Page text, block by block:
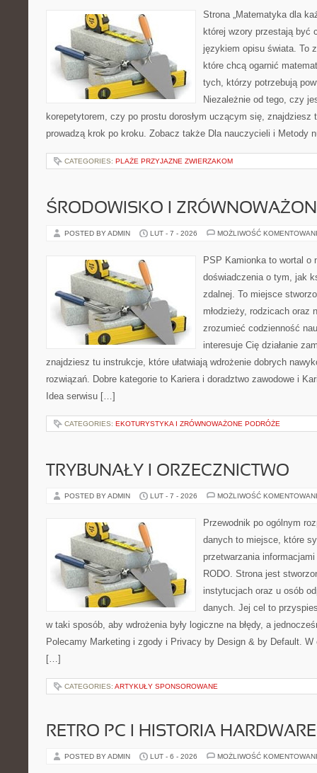
Strona „Matematyka dla
której wzory przestają być
językiem opisu świata. To
które chcą ogarnić
tych, którzy potrzebują
Niezależnie od tego, czy
korepetytorem, czy po prostu dorosłym uczącym się, znajdziesz
prowadzą krok po kroku. Zobacz także Dla nauczycieli i Metody
CATEGORIES: PLAŻE PRZYJAZNE ZWIERZAKOM
ŚRODOWISKO I
POSTED BY ADMIN LUT - 7 - 2026 MOŻLIWOŚĆ
PSP Kamionka to wortal o
doświadczenia o tym, jak
zdalnej. To miejsce
młodzieży, rodzicach
zrozumieć codzienność
interesuje Cię działanie
znajdziesz tu instrukcje, które ułatwiają wdrożenie dobrych
rozwiązań. Dobre kategorie to Kariera i doradztwo zawodowe i
Idea serwisu […]
CATEGORIES: EKOTURYSTYKA I ZRÓWNOWAŻONE PODRÓŻE
TRYBUNAŁY I ORZECZNICTWO
POSTED BY ADMIN LUT - 7 - 2026 MOŻLIWOŚĆ
Przewodnik po ogólnym
danych to miejsce, które
przetwarzania
RODO. Strona jest
instytucjach oraz u osób
danych. Jej cel to
w taki sposób, aby wdrożenia były logiczne na błędy, a
Polecamy Marketing i zgody i Privacy by Design & by Default.
[…]
CATEGORIES: ARTYKUŁY SPONSOROWANE
RETRO PC I HISTORIA
POSTED BY ADMIN LUT - 6 - 2026 MOŻLIWOŚĆ